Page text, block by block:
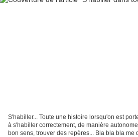
S'habiller... Toute une histoire lorsqu'on est
à s'habiller correctement, de manière
bon sens, trouver des repères... Bla bla bla me